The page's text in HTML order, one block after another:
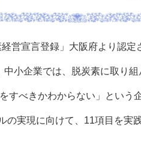
経営宣言登録」大阪府より認定
小企業では、脱炭素に取り
すべきかわからない」という
の実現に向けて、11項目を実